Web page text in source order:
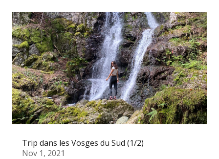
Trip dans les Vosges du Sud (1/2)
Nov 1, 2021